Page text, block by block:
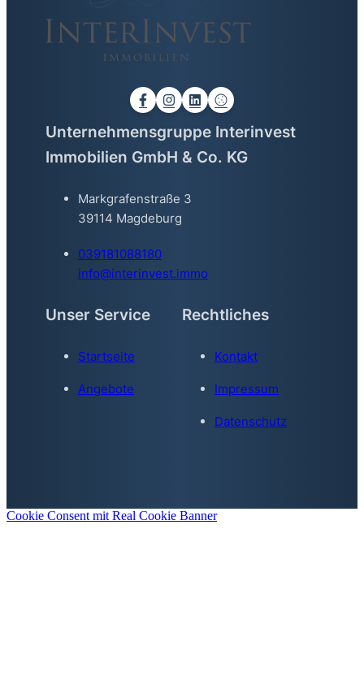
Unternehmensgruppe Interinvest
Immobilien GmbH & Co. KG
Markgrafenstraße 3
39114 Magdeburg
039181088180
info@interinvest.immo
Unser Service
Startseite
Angebote
Rechtliches
Kontakt
Impressum
Datenschutz
Cookie Consent mit Real Cookie Banner